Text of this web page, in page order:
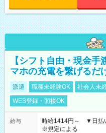
【シフト自由・現金
マホの充電を繋げるだ
派遣 職種未経験OK 社会人未
WEB登録・面接OK
給与
時給1414円～ ▼日払
※規定による